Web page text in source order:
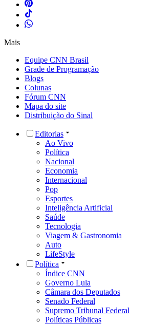
Mais
Equipe CNN Brasil
Grade de Programação
Blogs
Colunas
Fórum CNN
Mapa do site
Distribuição do Sinal
Editorias
Ao Vivo
Política
Nacional
Economia
Internacional
Pop
Esportes
Inteligência Artificial
Saúde
Tecnologia
Viagem & Gastronomia
Auto
LifeStyle
Política
Índice CNN
Governo Lula
Câmara dos Deputados
Senado Federal
Supremo Tribunal Federal
Políticas Públicas